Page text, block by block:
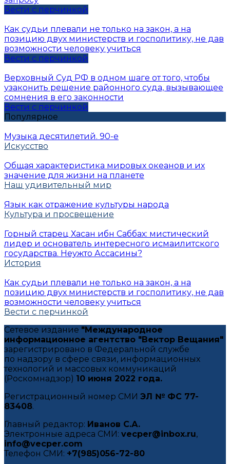
Вести с перчинкой
Как судьи плевали не только на закон, а на
позицию двух министерств и госполитику, не дав
возможности человеку учиться
Вести с перчинкой
Верховный Суд РФ в одном шаге от того, чтобы
узаконить решение районного суда, вызывающее
сомнения в его законности
Вести с перчинкой
Популярное
Музыка десятилетий. 90-е
Искусство
Общая характеристика мировых океанов и их
значение для жизни на планете
Наш удивительный мир
Язык как отражение культуры народа
Культура и просвещение
Горный старец Хасан ибн Саббах: мистический
лидер и основатель интересного исмаилитского
государства. Неужто Ассасины?
История
Как судьи плевали не только на закон, а на
позицию двух министерств и госполитику, не дав
возможности человеку учиться
Вести с перчинкой
Сетевое издание "Международное
информационное агентство "Вектор Вещания"
зарегистрировано в Федеральной службе
по надзору в сфере связи, информационных
технологий и массовых коммуникаций
(Роскомнадзор) 10 июня 2022 года.
Регистрационный номер СМИ ЭЛ № ФС 77-
83408.
Главный редактор: Иванов С.А.
Электронные адреса СМИ: vecper@inbox.ru,
info@vecper.com
Телефон СМИ: +7(985)056-72-80